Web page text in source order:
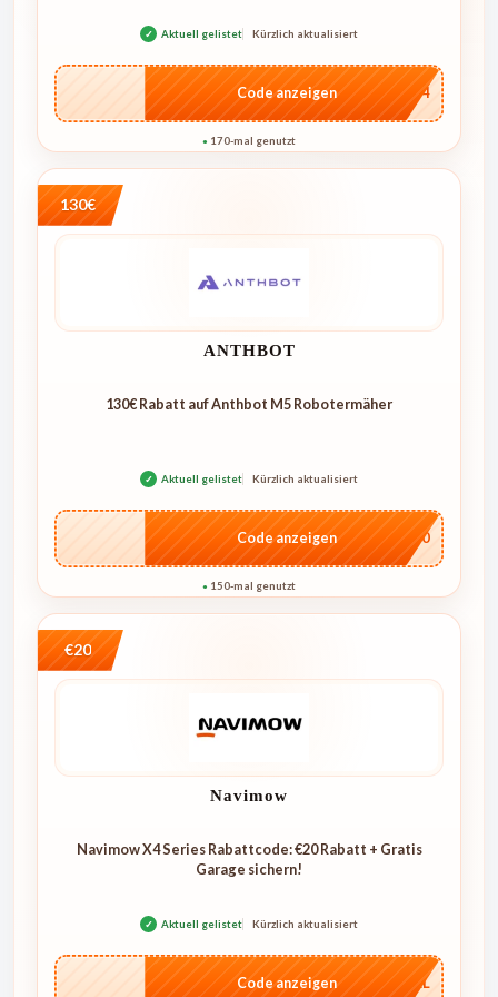
✓ Aktuell gelistet Kürzlich aktualisiert
…1744
Code anzeigen
● 170-mal genutzt
130€
ANTHBOT
130€ Rabatt auf Anthbot M5 Robotermäher
✓ Aktuell gelistet Kürzlich aktualisiert
…E250
Code anzeigen
● 150-mal genutzt
€20
Navimow
Navimow X4 Series Rabattcode: €20 Rabatt + Gratis
Garage sichern!
✓ Aktuell gelistet Kürzlich aktualisiert
…4KL
Code anzeigen